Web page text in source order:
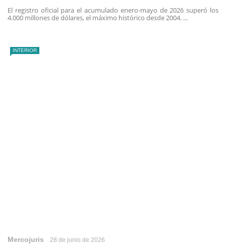
El registro oficial para el acumulado enero-mayo de 2026 superó los
4.000 millones de dólares, el máximo histórico desde 2004. ...
INTERIOR
Mercojuris 28 de junio de 2026